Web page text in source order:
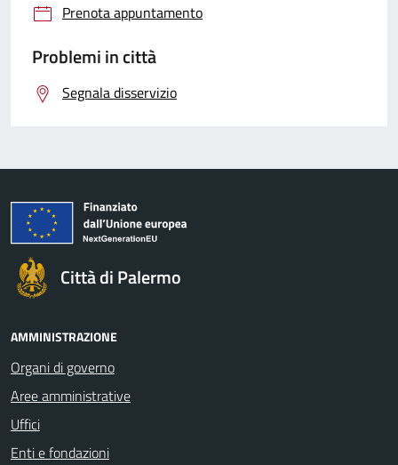
Prenota appuntamento
Problemi in città
Segnala disservizio
Città di Palermo
AMMINISTRAZIONE
Organi di governo
Aree amministrative
Uffici
Enti e fondazioni